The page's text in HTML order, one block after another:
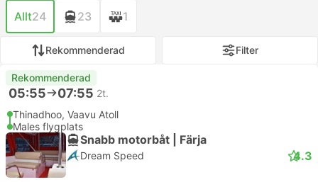
Allt24 23 1
Rekommenderad Filter
Rekommenderad
05:55 07:55 2t.
Thinadhoo, Vaavu Atoll
Males flygplats
Snabb motorbåt | Färja
Dream Speed 4.3